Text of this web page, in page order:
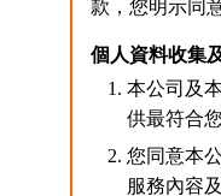
款，您明示同
個人資料收集
本公司及
供最符合
您同意本
服務內容